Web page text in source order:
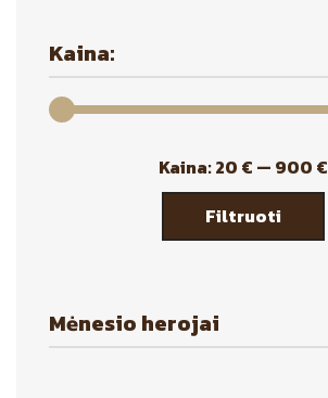
Kaina:
Filtruoti
Kaina:20 € — 900 €
Mėnesio herojai